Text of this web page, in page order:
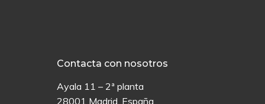
Contacta con nosotros
Ayala 11 – 2ª planta
28001 Madrid, España